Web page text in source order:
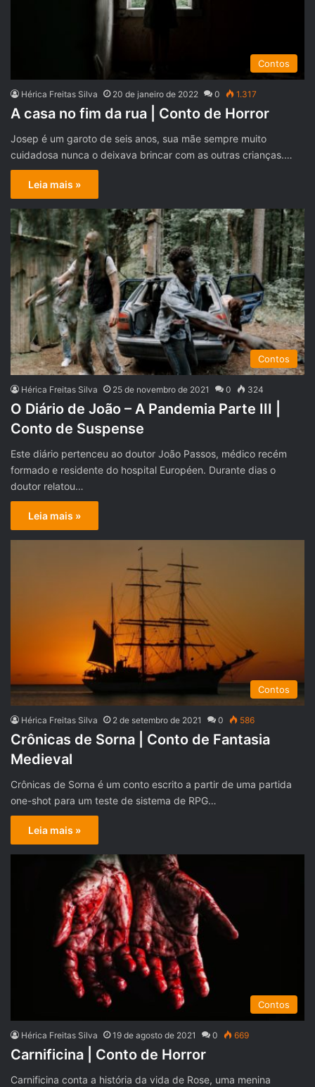
Contos
Hérica Freitas Silva 20 de janeiro de 2022 0 1.317
A casa no fim da rua | Conto de Horror
Josep é um garoto de seis anos, sua mãe sempre muito
cuidadosa nunca o deixava brincar com as outras crianças.…
Leia mais »
Contos
Hérica Freitas Silva 25 de novembro de 2021 0 324
O Diário de João – A Pandemia Parte III |
Conto de Suspense
Este diário pertenceu ao doutor João Passos, médico recém
formado e residente do hospital Européen. Durante dias o
doutor relatou…
Leia mais »
Contos
Hérica Freitas Silva 2 de setembro de 2021 0 586
Crônicas de Sorna | Conto de Fantasia
Medieval
Crônicas de Sorna é um conto escrito a partir de uma partida
one-shot para um teste de sistema de RPG…
Leia mais »
Contos
Hérica Freitas Silva 19 de agosto de 2021 0 669
Carnificina | Conto de Horror
Carnificina conta a história da vida de Rose, uma menina